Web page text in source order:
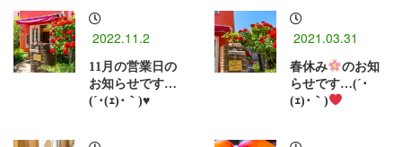
2022.11.2
11月の営業日の
お知らせです…
(´･(ｪ)･｀)♥️
2021.03.31
春休み
のお知
らせです…(´･
(ｪ)･｀)